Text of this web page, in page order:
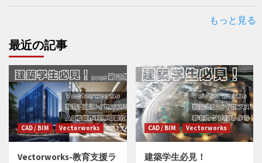
もっと見る
最近の記事
CAD / BIM Vectorworks
Vectorworks-教育支援ラ
CAD / BIM Vectorworks
建築学生必見！